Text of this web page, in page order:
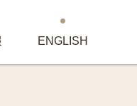
ENGLISH